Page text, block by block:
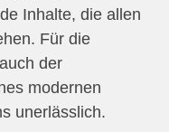
Inhalte, die allen
Für die
der
modernen
unerlässlich.